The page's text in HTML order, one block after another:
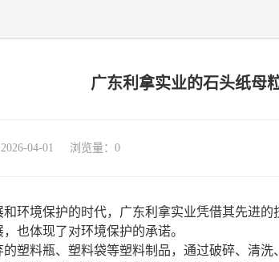
广东利拿实业的石头纸母
04-01 浏览量： 0
环境保护的时代，广东利拿实业凭借其先进
也体现了对环境保护的承诺。
的塑料瓶、塑料袋等塑料制品，通过破碎、清